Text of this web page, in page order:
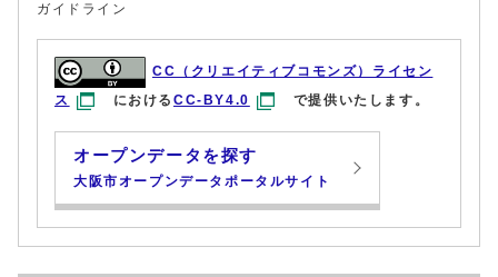
ガイドライン
CC（クリエイティブコモンズ）ライセン
ス
におけるCC-BY4.0 で提供いたします。
オープンデータを探す
大阪市オープンデータポータルサイト